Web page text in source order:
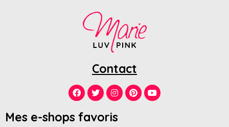
Contact
Mes e-shops favoris